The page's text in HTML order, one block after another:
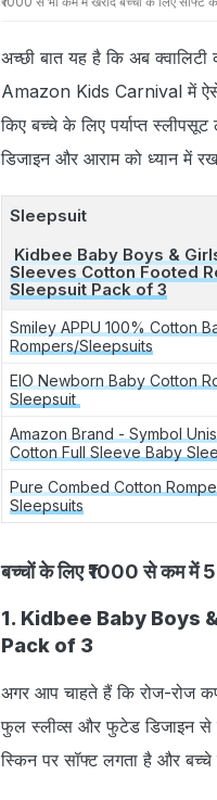
अच्छी बात यह है कि अब
Amazon Kids Carnival में ऐसे
किए बच्चे के लिए पर्याप्त
डिजाइन और आराम को ध्यान में
Sleepsuit
Kidbee Baby Boys &
Sleeves Cotton Footed
Sleepsuit Pack of 3
Smiley APPU 100% Cotton
Rompers/Sleepsuits
EIO Newborn Baby Cotton
Sleepsuit
Amazon Brand - Symbol
Cotton Full Sleeve Baby
Pure Combed Cotton
Sleepsuits
बच्चों के लिए ₹1000 से कम में
1. Kidbee Baby Boys
Pack of 3
अगर आप चाहते हैं कि रोज-रोज
फुल स्लीव्स और फुटेड डिजाइन से
स्किन पर सॉफ्ट लगता है और